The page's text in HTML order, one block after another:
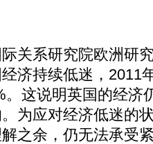
系研究院欧洲研
济持续低迷，2011
。这说明英国的经济
为应对经济低迷的
之余，仍无法承受